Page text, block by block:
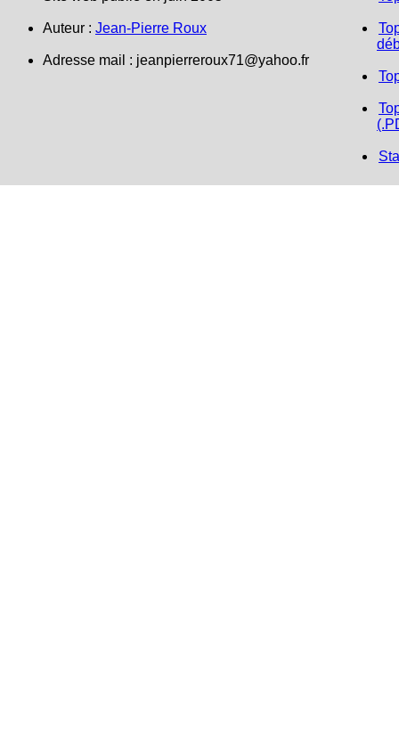
Auteur : Jean-Pierre Roux
Adresse mail : jeanpierreroux71@yahoo.fr